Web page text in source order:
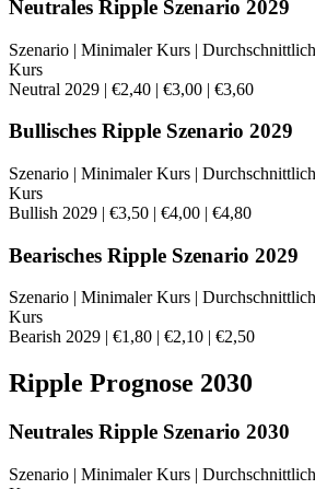
Neutrales Ripple Szenario 2029
Szenario | Minimaler Kurs |
Kurs
Neutral 2029 | €2,40 | €3,00 | €3,60
Bullisches Ripple Szenario 2029
Szenario | Minimaler Kurs |
Kurs
Bullish 2029 | €3,50 | €4,00 | €4,80
Bearisches Ripple Szenario 2029
Szenario | Minimaler Kurs |
Kurs
Bearish 2029 | €1,80 | €2,10 | €2,50
Ripple Prognose 2030
Neutrales Ripple Szenario 2030
Szenario | Minimaler Kurs |